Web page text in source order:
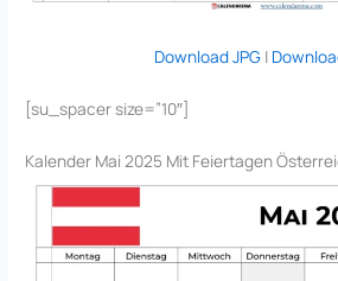
Download JPG|
[su_spacer size=”10″]
Kalender Mai 2025 Mit Feiertagen